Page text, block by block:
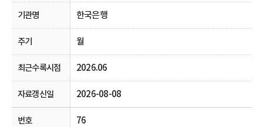
한국은행
월
2026.06
2026-08-08
76